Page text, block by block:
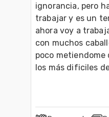
ignorancia, pero
trabajar y es un
ahora voy a
con muchos
poco metiendome